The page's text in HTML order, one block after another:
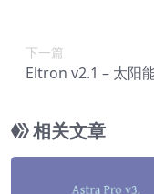
下一篇
Eltron v2.1 – 太阳
相关文章